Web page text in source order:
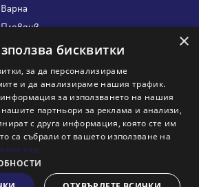
Адрес?
×
бисквитки
за да персонализираме
и да анализираме нашия трафик.
за използването на нашия
партньори за реклама и анализи,
с друга информация, която сте им
са събрали от вашето използване на
още